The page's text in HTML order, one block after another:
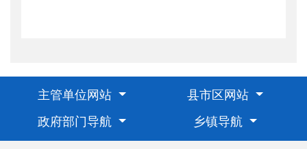
主管单位网站
县市区网站
政府部门导航
乡镇导航